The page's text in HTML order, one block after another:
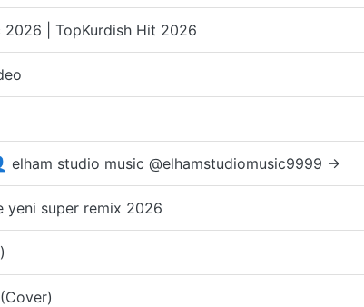
2026 | TopKurdish Hit 2026
elham studio music @elhamstudiomusic9999 →
yeni super remix 2026